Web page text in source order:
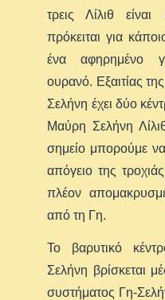
τρεις Λίλιθ
πρόκειται για
ένα αφηρημένο
ουρανό. Εξαιτίας
Σελήνη έχει δύο
Μαύρη Σελήνη
σημείο μπορούμε
απόγειο της
πλέον
από τη Γη.
Το βαρυτικό
Σελήνη βρίσκεται
συστήματος Γη-